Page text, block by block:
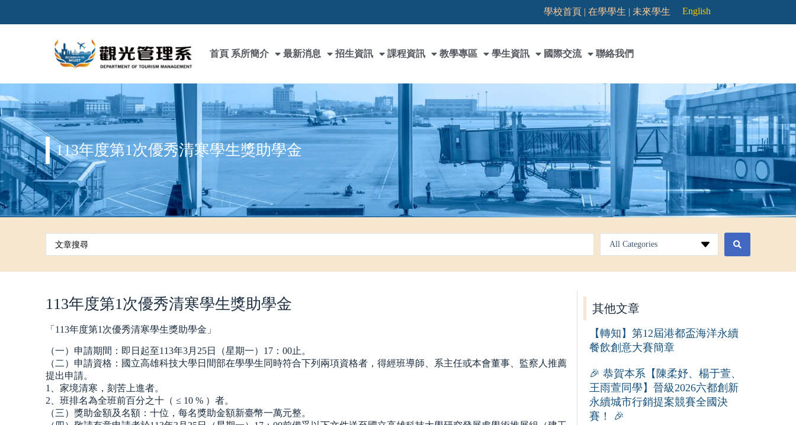
學校首頁 |在學學生 | 未來學生 English
首頁 系所簡介 最新消息 招生資訊 課程資訊 教學專區 學生資訊 國際交流 聯絡我們
113年度第1次優秀清寒學生獎助學金
All Categories
113年度第1次優秀清寒學生獎助學金
「113年度第1次優秀清寒學生獎助學金」
（一）申請期間：即日起至113年3月25日（星期一）17：00止。
（二）申請資格：國立高雄科技大學日間部在學學生同時符合下列兩項資格者，得經班導師、系主任或本會董事、監察人推薦
提出申請。
1、家境清寒，刻苦上進者。
2、班排名為全班前百分之十（ ≤ 10 % ）者。
（三）獎助金額及名額：十位，每名獎助金額新臺幣一萬元整。
其他文章
【轉知】第12屆港都盃海洋永續
餐飲創意大賽簡章
🎉 恭賀本系【陳柔妤、楊于萱、
王雨萱同學】晉級2026六都創新
永續城市行銷提案競賽全國決
賽！ 🎉